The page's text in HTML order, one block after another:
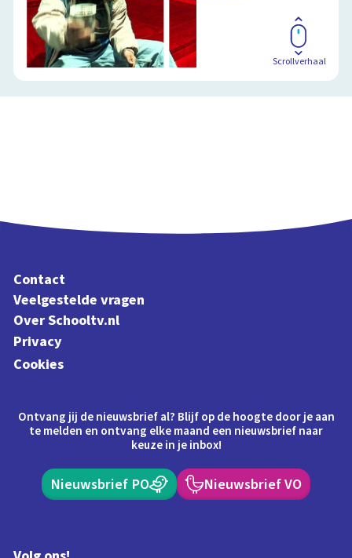
Scrollverhaal
Contact
Veelgestelde vragen
Over Schooltv.nl
Privacy
Cookies
Ontvang jij de nieuwsbrief al? Blijf op de hoogte door je aan
te melden en ontvang elke maand een nieuwsbrief naar
keuze in je inbox!
Nieuwsbrief PO Nieuwsbrief VO